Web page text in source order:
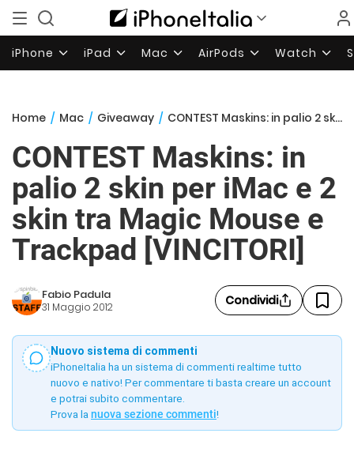
iPhone iPad Mac AirPods Watch
Home / Mac / Giveaway / CONTEST Maskins: in palio 2 skin per iMac e 2 skin tra Magic Mouse e Trackpad [VINCITORI]
CONTEST Maskins: in
palio 2 skin per iMac e 2
skin tra Magic Mouse e
Trackpad [VINCITORI]
Fabio Padula
31 Maggio 2012 Condividi
Nuovo sistema di commenti
iPhoneItalia ha un sistema di commenti realtime tutto
nuovo e nativo! Per commentare ti basta creare un account
e potrai subito commentare.
Prova la nuova sezione commenti!